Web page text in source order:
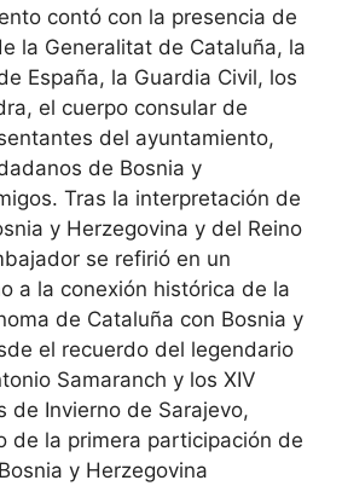
contó con la presencia de
la Generalitat de Cataluña, la
España, la Guardia Civil, los
el cuerpo consular de
del ayuntamiento,
de Bosnia y
Tras la interpretación de
y Herzegovina y del Reino
se refirió en un
a la conexión histórica de la
de Cataluña con Bosnia y
el recuerdo del legendario
Samaranch y los XIV
de Invierno de Sarajevo,
de la primera participación de
y Herzegovina